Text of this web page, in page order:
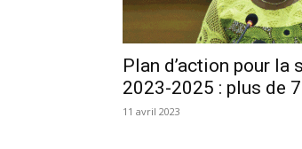
Plan d’action pour la
2023-2025 : plus de
11 avril 2023